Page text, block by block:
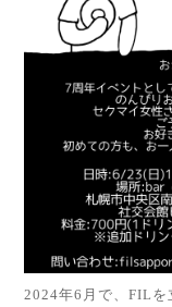
2024年6月で、FILを